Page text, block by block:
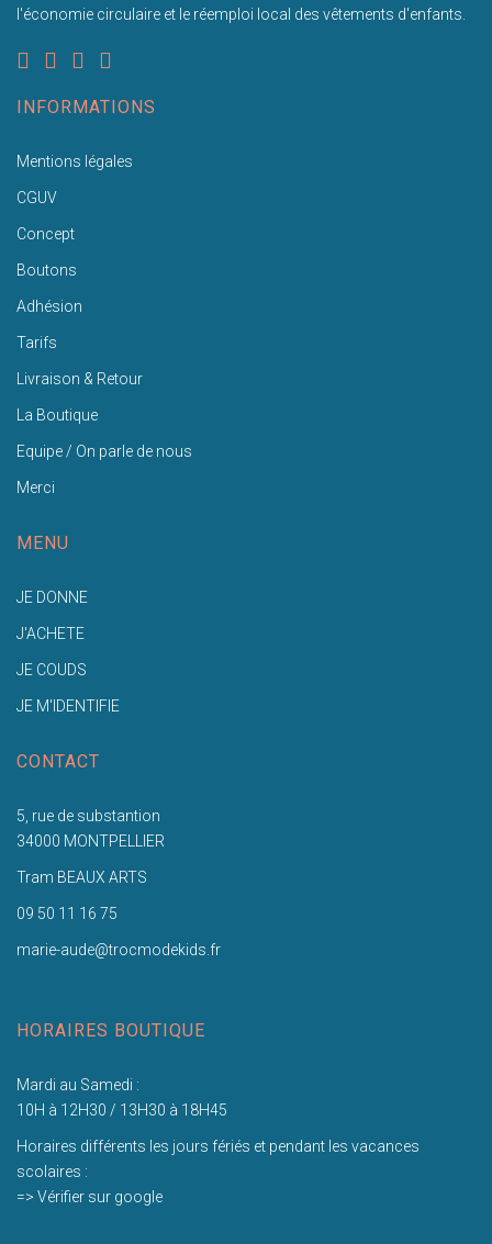
l'économie circulaire et le réemploi local des vêtements d'enfants.
INFORMATIONS
Mentions légales
CGUV
Concept
Boutons
Adhésion
Tarifs
Livraison & Retour
La Boutique
Equipe / On parle de nous
Merci
MENU
JE DONNE
J'ACHETE
JE COUDS
JE M'IDENTIFIE
CONTACT
5, rue de substantion
34000 MONTPELLIER
Tram BEAUX ARTS
09 50 11 16 75
marie-aude@trocmodekids.fr
HORAIRES BOUTIQUE
Mardi au Samedi :
10H à 12H30 / 13H30 à 18H45
Horaires différents les jours fériés et pendant les vacances
scolaires :
=> Vérifier sur google